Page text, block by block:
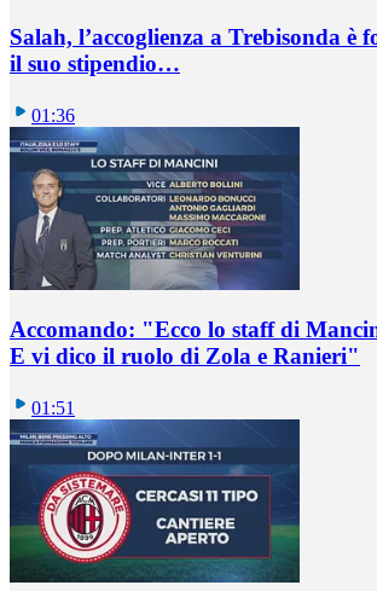
Salah, l’accoglienza a Trebisonda è
il suo stipendio…
01:36
Accomando: "Ecco lo staff di
E vi dico il ruolo di Zola e Ranieri"
01:51